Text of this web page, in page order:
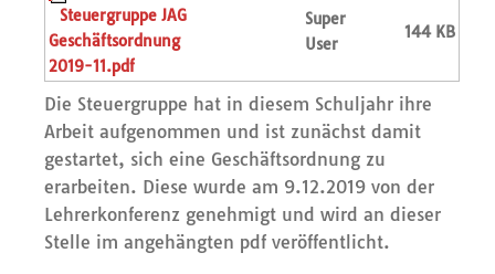
Steuergruppe JAG
Geschäftsordnung
2019-11.pdf
Super
User
144 KB
Die Steuergruppe hat in diesem Schuljahr ihre
Arbeit aufgenommen und ist zunächst damit
gestartet, sich eine Geschäftsordnung zu
erarbeiten. Diese wurde am 9.12.2019 von der
Lehrerkonferenz genehmigt und wird an dieser
Stelle im angehängten pdf veröffentlicht.